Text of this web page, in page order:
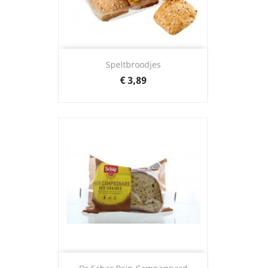
Speltbroodjes
Prijs
€ 3,89